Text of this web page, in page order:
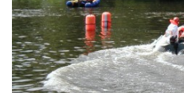
VIZE BUDOUCNOSTI
FOTOALBUM